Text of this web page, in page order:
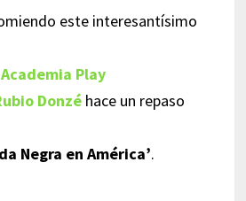
este interesantísimo
Academia Play
Donzéhace un repaso
Negra en América’.